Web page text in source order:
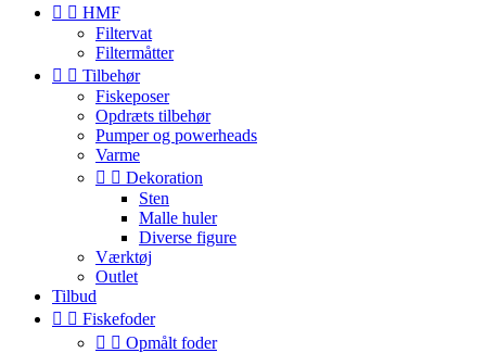
  HMF
Filtervat
Filtermåtter
  Tilbehør
Fiskeposer
Opdræts tilbehør
Pumper og powerheads
Varme
  Dekoration
Sten
Malle huler
Diverse figure
Værktøj
Outlet
Tilbud
  Fiskefoder
  Opmålt foder